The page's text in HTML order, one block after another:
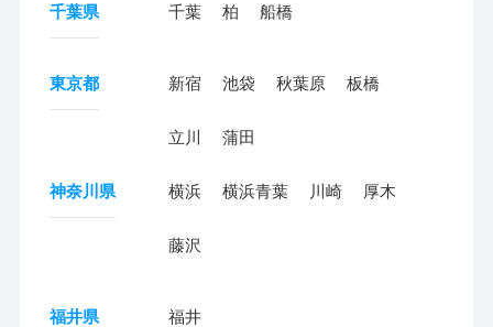
千葉県 千葉 柏 船橋
東京都 新宿 池袋 秋葉原 板橋
立川 蒲田
神奈川県 横浜 横浜青葉 川崎 厚木
藤沢
福井県 福井